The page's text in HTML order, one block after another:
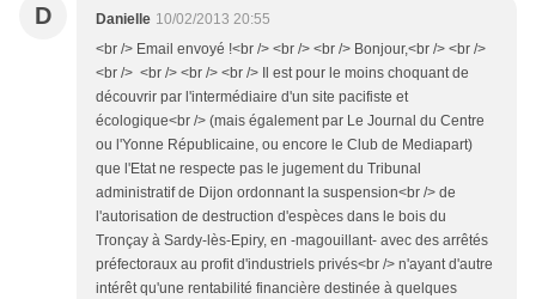
D Danielle 10/02/2013 20:55
<br /> Email envoyé !<br /> <br /> <br /> Bonjour,<br /> <br />
<br /> <br /> <br /> <br /> Il est pour le moins choquant de
découvrir par l'intermédiaire d'un site pacifiste et
écologique<br /> (mais également par Le Journal du Centre
ou l'Yonne Républicaine, ou encore le Club de Mediapart)
que l'Etat ne respecte pas le jugement du Tribunal
administratif de Dijon ordonnant la suspension<br /> de
l'autorisation de destruction d'espèces dans le bois du
Tronçay à Sardy-lès-Epiry, en -magouillant- avec des arrêtés
préfectoraux au profit d'industriels privés<br /> n'ayant d'autre
intérêt qu'une rentabilité financière destinée à quelques